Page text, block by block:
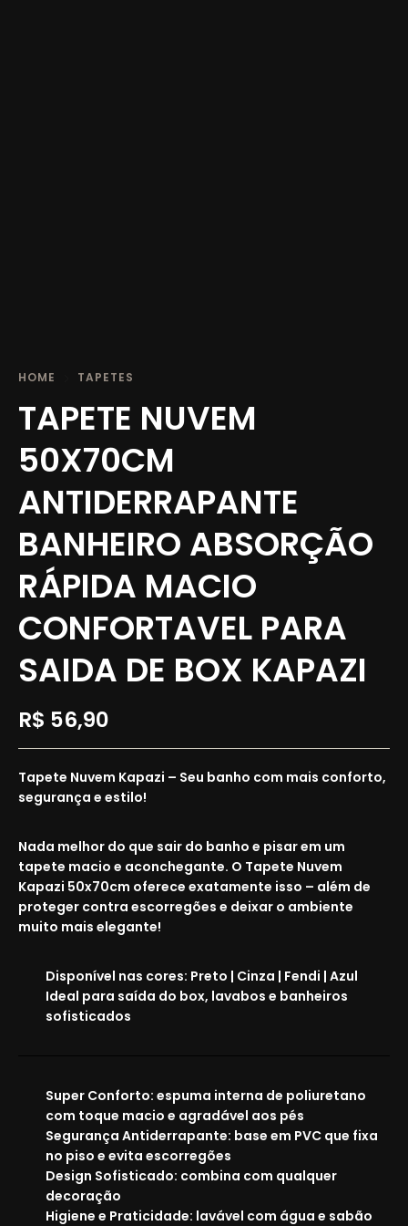
HOME TAPETES
TAPETE NUVEM
50X70CM
ANTIDERRAPANTE
BANHEIRO ABSORÇÃO
RÁPIDA MACIO
CONFORTAVEL PARA
SAIDA DE BOX KAPAZI
R$ 56,90
Tapete Nuvem Kapazi – Seu banho com mais conforto,
segurança e estilo!
Nada melhor do que sair do banho e pisar em um
tapete macio e aconchegante. O Tapete Nuvem
Kapazi 50x70cm oferece exatamente isso – além de
proteger contra escorregões e deixar o ambiente
muito mais elegante!
Disponível nas cores: Preto | Cinza | Fendi | Azul
Ideal para saída do box, lavabos e banheiros
sofisticados
Super Conforto: espuma interna de poliuretano
com toque macio e agradável aos pés
Segurança Antiderrapante: base em PVC que fixa
no piso e evita escorregões
Design Sofisticado: combina com qualquer
decoração
Higiene e Praticidade: lavável com água e sabão